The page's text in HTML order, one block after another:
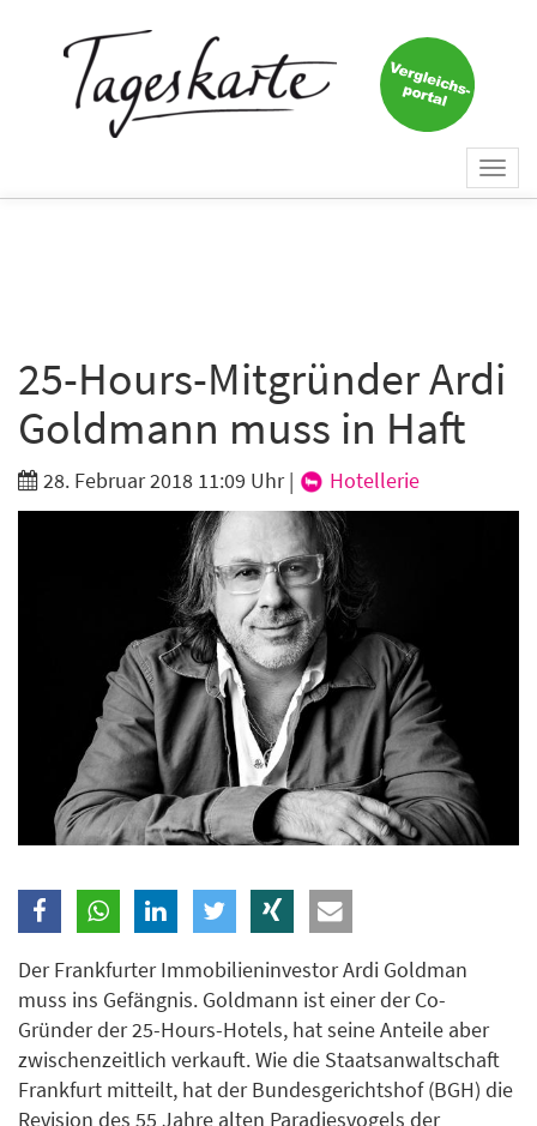
25-Hours-Mitgründer Ardi
Goldmann muss in Haft
28. Februar 2018 11:09 Uhr| Hotellerie
Der Frankfurter Immobilieninvestor Ardi Goldman
muss ins Gefängnis. Goldmann ist einer der Co-
Gründer der 25-Hours-Hotels, hat seine Anteile aber
zwischenzeitlich verkauft. Wie die Staatsanwaltschaft
Frankfurt mitteilt, hat der Bundesgerichtshof (BGH) die
Revision des 55 Jahre alten Paradiesvogels der
Keine Nachricht mehr
verpassen!
E-Mail*
Ich möchte folgende Newsletter erhalten
Tageskarte-Newsletter (gegen 8.30 Uhr)
Ich habe dieDatenschutzerklärung zur Kenntnis
genommen.
Anmelden Danke, heute nicht